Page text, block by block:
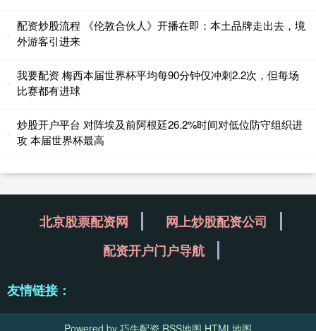
配资炒股流程 《伦敦合伙人》开播在即：本土品牌走出去，境
外游客引进来
我要配资 梅西本届世界杯平均每90分钟仅冲刺2.2次，但每场
比赛都有进球
炒股开户平台 对阵埃及前阿根廷26.2%时间对低位防守组织进
攻 本届世界杯最高
北京股票配资网
网上炒股配资公司
配资开户门户导航
友情链接：